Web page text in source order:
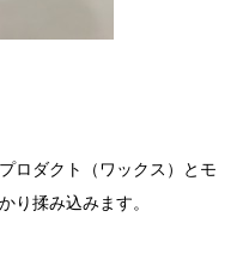
ロダクト（ワックス）とモ
り揉み込みます。